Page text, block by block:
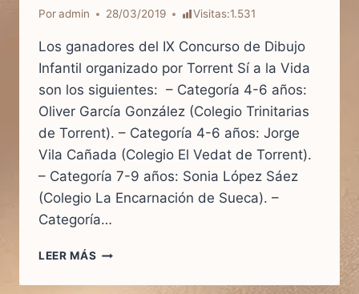
Poradmin 28/03/2019 Visitas:1.531
Los ganadores del IX Concurso de Dibujo
Infantil organizado por Torrent Sí a la Vida
son los siguientes: – Categoría 4-6 años:
Oliver García González (Colegio Trinitarias
de Torrent). – Categoría 4-6 años: Jorge
Vila Cañada (Colegio El Vedat de Torrent).
– Categoría 7-9 años: Sonia López Sáez
(Colegio La Encarnación de Sueca). –
Categoría…
LEER MÁS DIBUJOS
DEL